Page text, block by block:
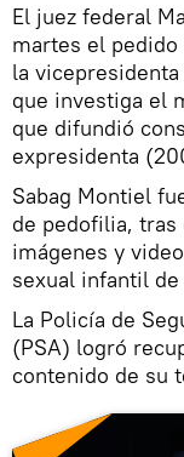
El juez federal
martes el pedido
la
que investiga el
que difundió
expresidenta
Sabag Montiel
de pedofilia,
imágenes y
sexual infantil de
La Policía de
(PSA) logró
contenido de su